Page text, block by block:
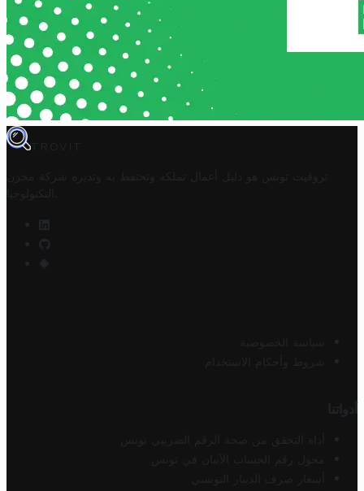
TROVIT
تروفيت تونس هو دليل أعمال تملكه وتحتفظ به وتديره
شركة مخزن
التكنولوجيا
سياسة الخصوصية
شروط وأحكام الاستخدام
أدواتنا
أداة التحقق من صحة الرقم الضريبي تونس
محول رقم الحساب الآيبان في تونس
أسعار صرف الدينار التونسي